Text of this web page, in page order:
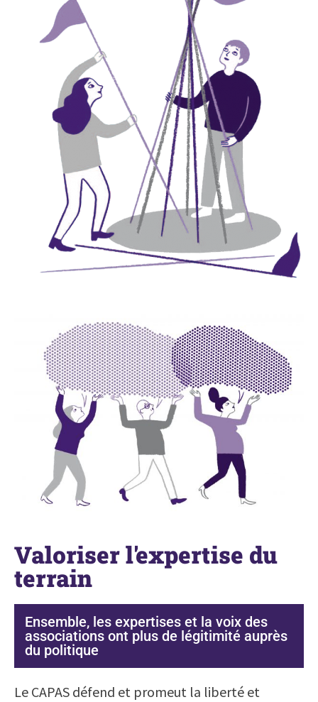
Valoriser l'expertise du
terrain
Ensemble, les expertises et la voix des
associations ont plus de légitimité auprès
du politique
Le CAPAS défend et promeut la liberté et